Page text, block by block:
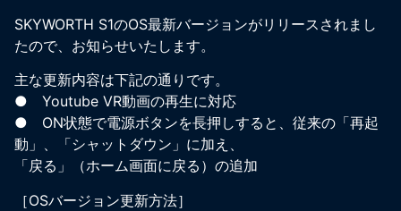
SKYWORTH S1のOS最新バージョンがリリースされまし
たので、お知らせいたします。
主な更新内容は下記の通りです。
● Youtube VR動画の再生に対応
● ON状態で電源ボタンを長押しすると、従来の「再起
動」、「シャットダウン」に加え、
「戻る」（ホーム画面に戻る）の追加
［OSバージョン更新方法］